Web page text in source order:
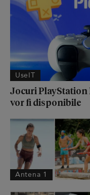
UseIT
Jocuri PlayStation
vor fi disponibile
Antena 1